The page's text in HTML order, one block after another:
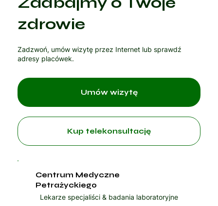
zdrowie
Zadzwoń, umów wizytę przez Internet lub sprawdź
adresy placówek.
Kup telekonsultację
Centrum Medyczne
Petrażyckiego
Lekarze specjaliści & badania laboratoryjne
Umów wizytę